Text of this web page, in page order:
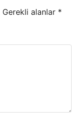
Gerekli alanlar *